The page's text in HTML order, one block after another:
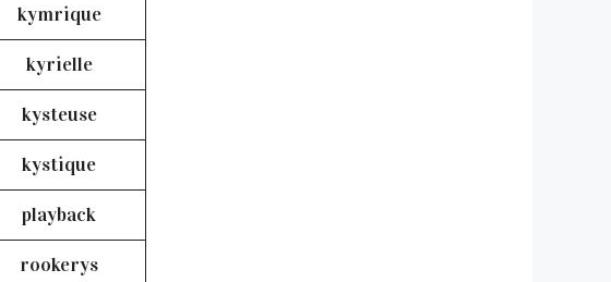
kymrique
kyrielle
kysteuse
kystique
playback
rookerys